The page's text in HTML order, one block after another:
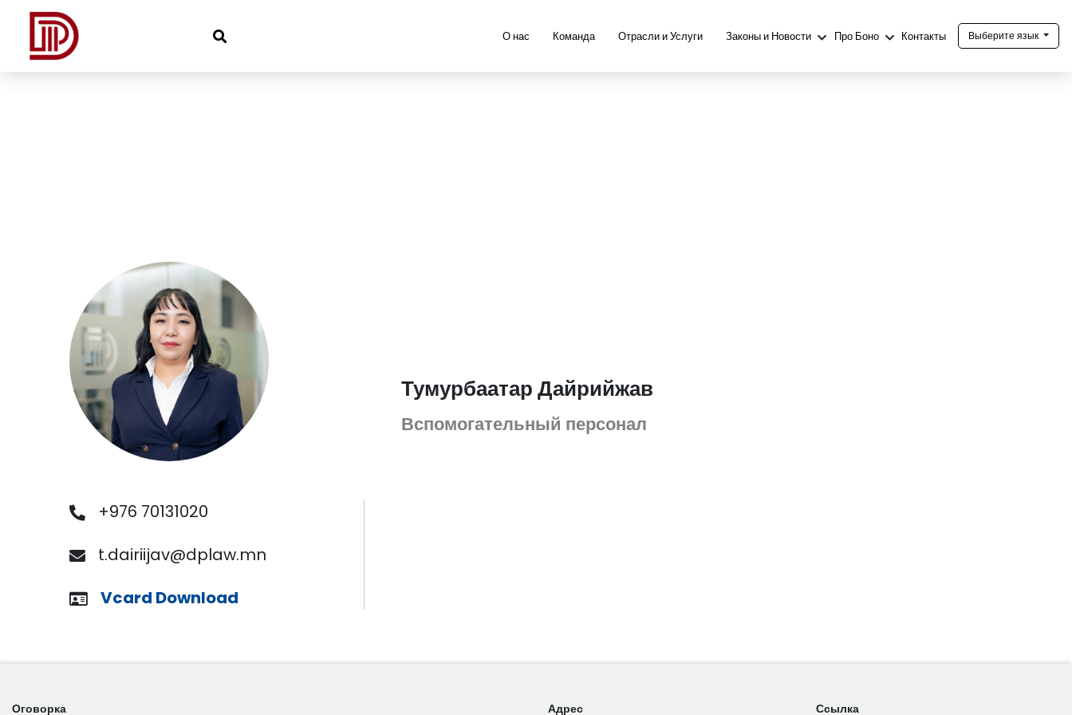
О нас Команда Отрасли и Услуги Законы и Новости Про Боно Контакты Выберите язык
+976 70131020
t.dairiijav@dplaw.mn
Vcard Download
Тумурбаатар Дайрийжав
Вспомогательный персонал
Оговорка Адрес Ссылка